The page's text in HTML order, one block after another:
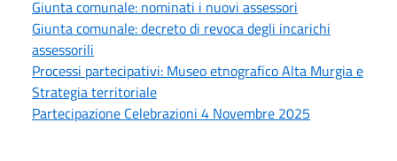
Giunta comunale: nominati i nuovi assessori
Giunta comunale: decreto di revoca degli incarichi
assessorili
Processi partecipativi: Museo etnografico Alta Murgia e
Strategia territoriale
Partecipazione Celebrazioni 4 Novembre 2025